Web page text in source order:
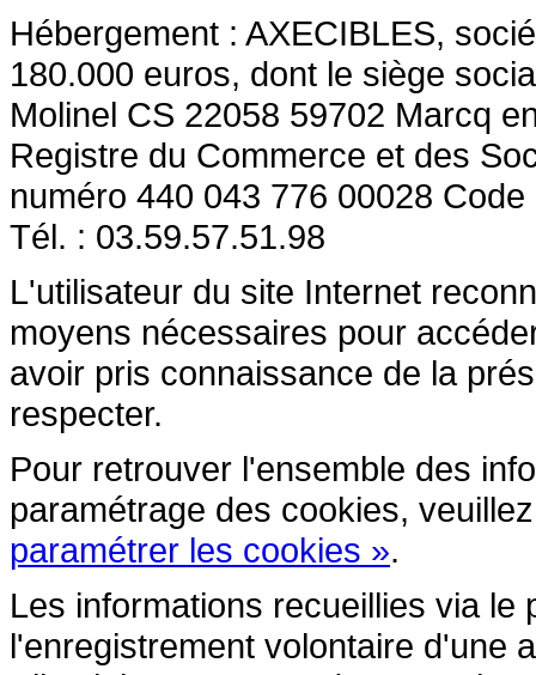
Hébergement : AXECIBLES,
180.000 euros, dont le siège
Molinel CS 22058 59702 Marcq
Registre du Commerce et des
numéro 440 043 776 00028
Tél. : 03.59.57.51.98
L'utilisateur du site Internet
moyens nécessaires pour
avoir pris connaissance de la
respecter.
Pour retrouver l'ensemble des
paramétrage des cookies,
paramétrer les cookies ».
Les informations recueillies via le
l'enregistrement volontaire d'une